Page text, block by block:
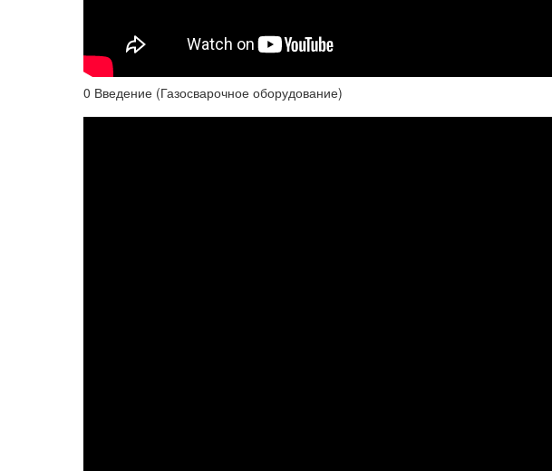
0 Введение (Газосварочное оборудование)